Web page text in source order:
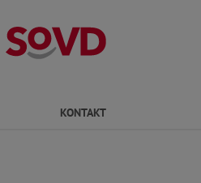
Kreisverband
KONTAKT